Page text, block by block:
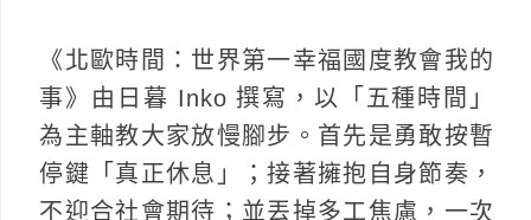
《北歐時間：世界第一幸福國度教會我的
事》由日暮 Inko 撰寫，以「五種時間」
為主軸教大家放慢腳步。首先是勇敢按暫
停鍵「真正休息」；接著擁抱自身節奏，
不迎合社會期待；並丟掉多工焦慮，一次